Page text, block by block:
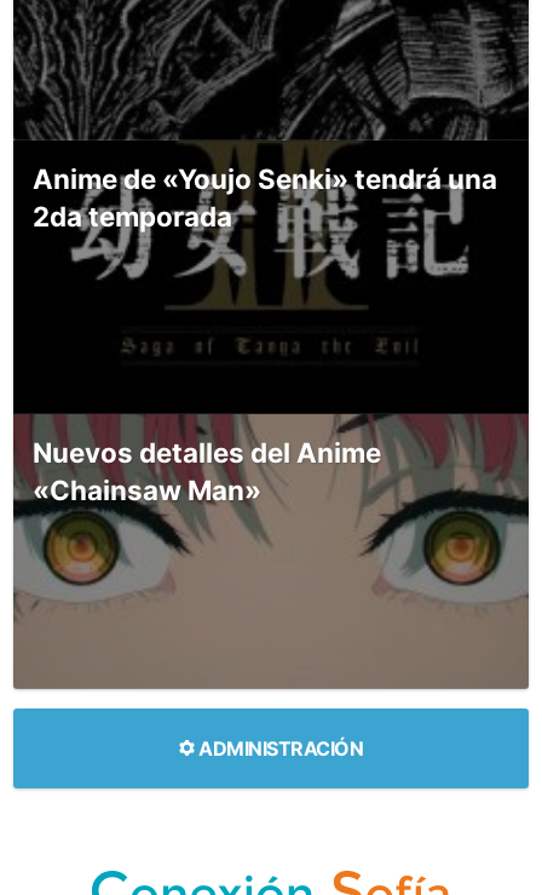
Anime de «Youjo Senki» tendrá una
2da temporada
Nuevos detalles del Anime
«Chainsaw Man»
ADMINISTRACIÓN